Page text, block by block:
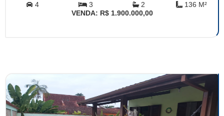
4 3 2
136 M²
VENDA: R$ 1.900.000,00